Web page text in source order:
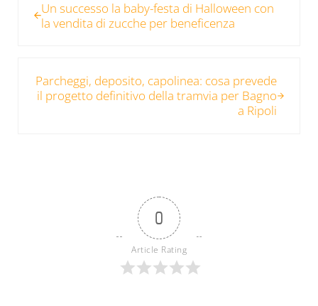
Un successo la baby-festa di Halloween con
la vendita di zucche per beneficenza
Parcheggi, deposito, capolinea: cosa prevede
il progetto definitivo della tramvia per Bagno
a Ripoli
0
Article Rating